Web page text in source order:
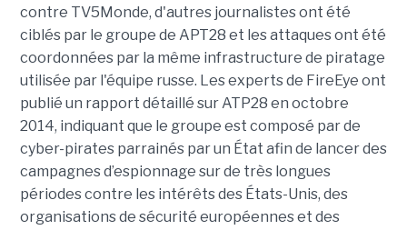
contre TV5Monde, d'autres journalistes ont été
ciblés par le groupe de APT28 et les attaques ont été
coordonnées par la même infrastructure de piratage
utilisée par l'équipe russe. Les experts de FireEye ont
publié un rapport détaillé sur ATP28 en octobre
2014, indiquant que le groupe est composé par de
cyber-pirates parrainés par un État afin de lancer des
campagnes d’espionnage sur de très longues
périodes contre les intérêts des États-Unis, des
organisations de sécurité européennes et des